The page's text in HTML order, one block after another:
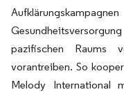
pazifischen Raums
vorantreiben. So
Melody International